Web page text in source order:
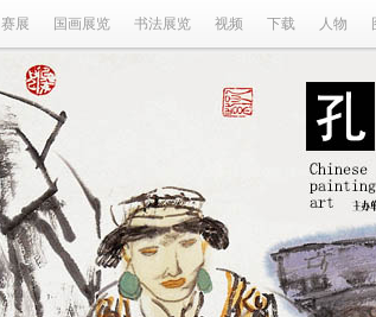
赛展 国画展览 书法展览 视频 下载 人物